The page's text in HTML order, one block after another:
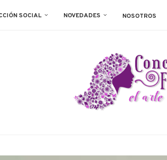
SOCIAL NOVEDADES NOSOTROS